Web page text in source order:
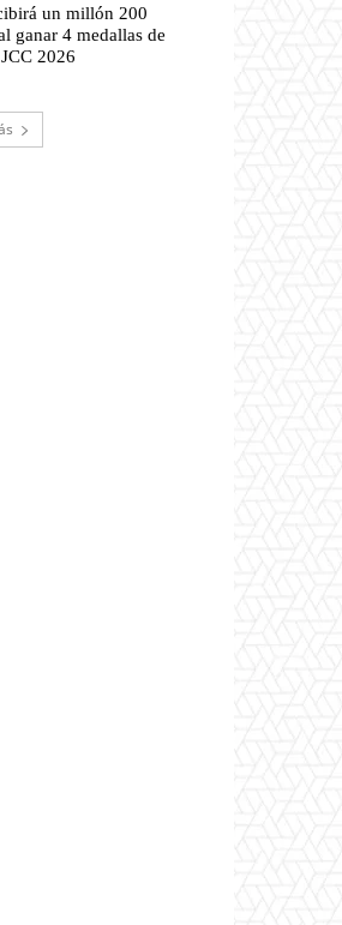
un millón 200
ganar 4 medallas de
2026